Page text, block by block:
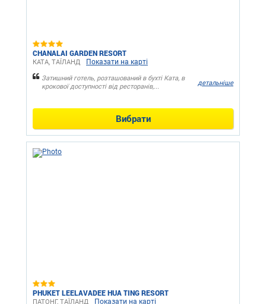
CHANALAI GARDEN RESORT
КАТА, ТАЇЛАНД Показати на карті
Затишний готель, розташований в бухті Ката, в
крокової доступності від ресторанів,...
детальніше
Вибрати
PHUKET LEELAVADEE HUA TING RESORT
ПАТОНГ, ТАЇЛАНД Показати на карті